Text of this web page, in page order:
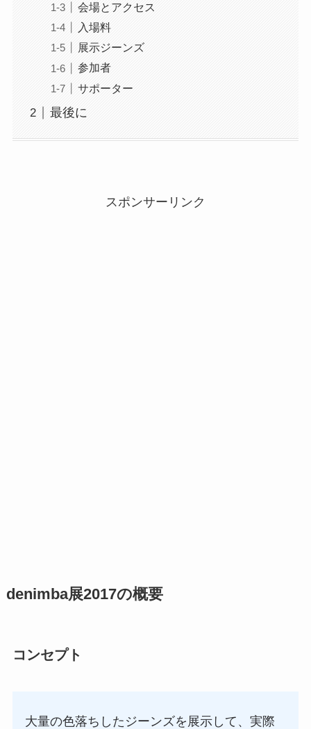
会場とアクセス
入場料
展示ジーンズ
参加者
サポーター
最後に
スポンサーリンク
denimba展2017の概要
コンセプト
大量の色落ちしたジーンズを展示して、実際